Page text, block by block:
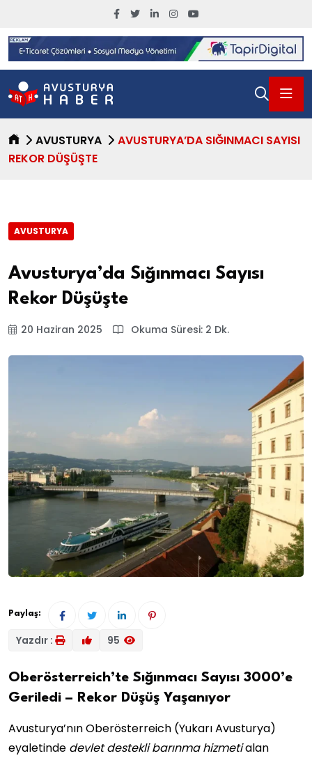
AVUSTURYA
AVUSTURYA’DA SIĞINMACI SAYISI
REKOR DÜŞÜŞTE
AVUSTURYA
Avusturya’da Sığınmacı Sayısı
Rekor Düşüşte
20 Haziran 2025 Okuma Süresi: 2 Dk.
Paylaş:
Yazdır : 95
Oberösterreich’te Sığınmacı Sayısı 3000’e
Geriledi – Rekor Düşüş Yaşanıyor
Avusturya’nın Oberösterreich (Yukarı Avusturya)
eyaletinde devlet destekli barınma hizmetialan